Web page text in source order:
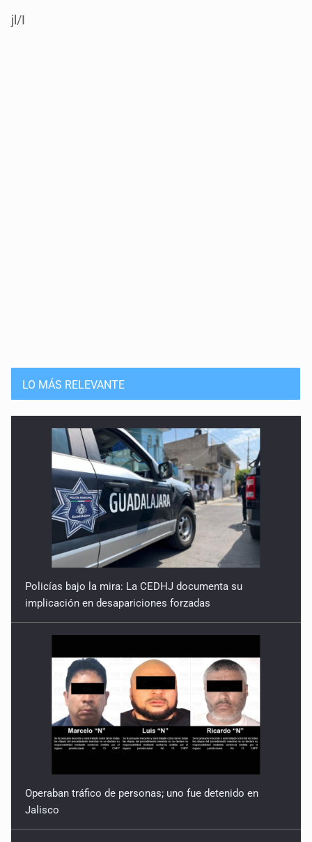
jl/I
LO MÁS RELEVANTE
Policías bajo la mira: La CEDHJ documenta su
implicación en desapariciones forzadas
Operaban tráfico de personas; uno fue detenido en
Jalisco